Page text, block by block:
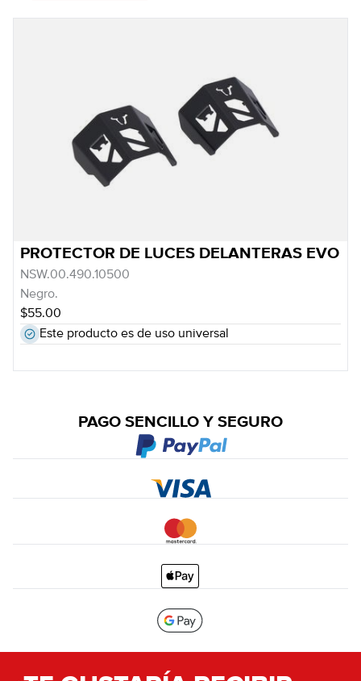
PROTECTOR DE LUCES DELANTERAS EVO
NSW.00.490.10500
Negro.
$55.00
Este producto es de uso universal
PAGO SENCILLO Y SEGURO